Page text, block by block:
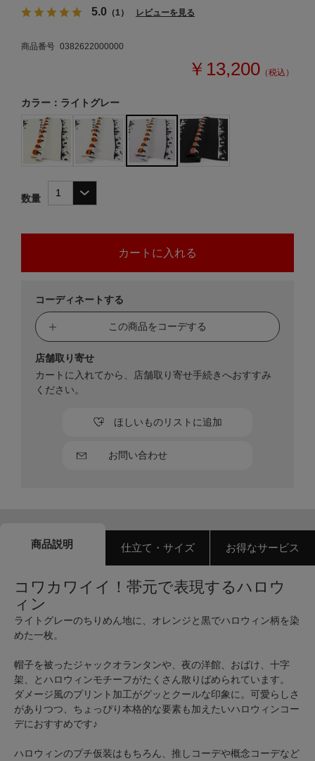
5.0 （1） レビューを見る
商品番号 0382622000000
￥13,200 （税込）
カラー：ライトグレー
数量
コーディネートする
この商品をコーデする
お問い合わせ
ほしいものリストに追加
店舗取り寄せ
カートに入れてから、店舗取り寄せ手続きへおすすみ
ください。
商品説明 仕立て・サイズ お得なサービス
コワカワイイ！帯元で表現するハロウ
ィン
ライトグレーのちりめん地に、オレンジと黒でハロウィン柄を染
めた一枚。
帽子を被ったジャックオランタンや、夜の洋館、おばけ、十字
架、とハロウィンモチーフがたくさん散りばめられています。
ダメージ風のプリント加工がグッとクールな印象に。可愛らしさ
がありつつ、ちょっぴり本格的な要素も加えたいハロウィンコー
デにおすすめです♪
ハロウィンのプチ仮装はもちろん、推しコーデや概念コーデなど